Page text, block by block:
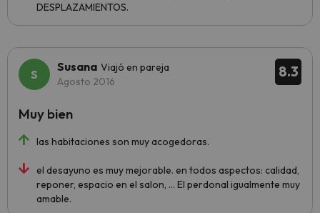
DESPLAZAMIENTOS.
8.3
Susana Viajó en pareja
Agosto 2016
las habitaciones son muy acogedoras.
el desayuno es muy mejorable. en todos aspectos: calidad,
reponer, espacio en el salon, ... El perdonal igualmente muy
amable.
Muy bien